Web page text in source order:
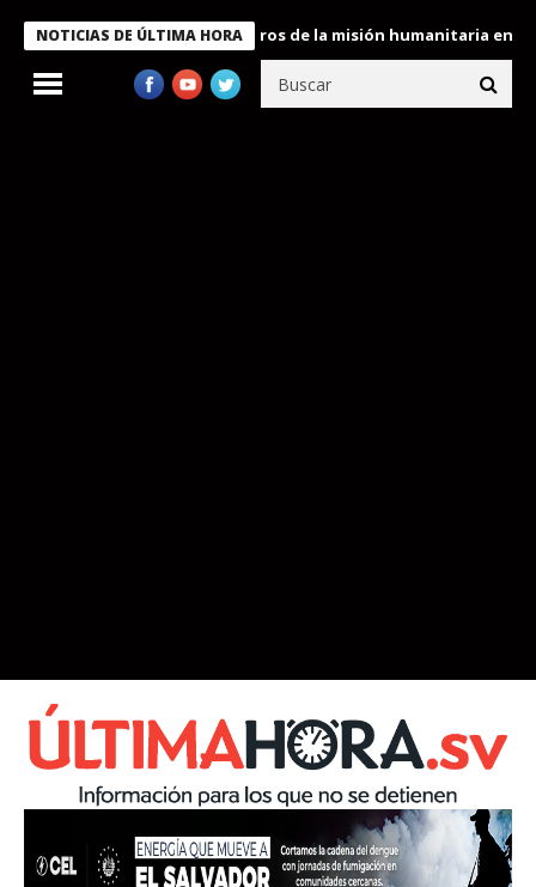
NOTICIAS DE ÚLTIMA HORA
Bukele condecora a miembros de la misión humanitaria enviada